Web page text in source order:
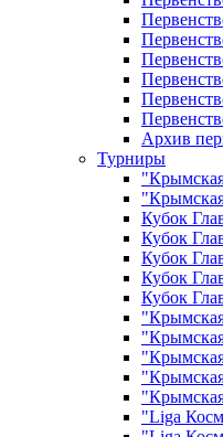
Архив
Турниры
Кубок
Кубок
Кубок
Кубок
Кубок
"Liga